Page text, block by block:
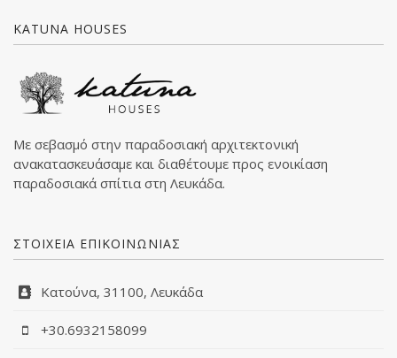
KATUNA HOUSES
Με σεβασμό στην παραδοσιακή αρχιτεκτονική
ανακατασκευάσαμε και διαθέτουμε προς ενοικίαση
παραδοσιακά σπίτια στη Λευκάδα.
ΣΤΟΙΧΕΙΑ ΕΠΙΚΟΙΝΩΝΙΑΣ
Κατούνα, 31100, Λευκάδα
+30.6932158099